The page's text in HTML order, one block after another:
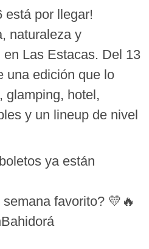
está por llegar!
naturaleza y
Las Estacas. Del 13
una edición que lo
glamping, hotel,
y un lineup de nivel
ya están
favorito? 💛🔥